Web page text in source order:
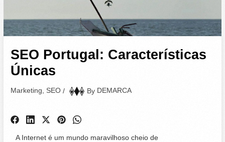
SEO Portugal: Características
Únicas
Marketing, SEO / By DEMARCA
A Internet é um mundo maravilhoso cheio de